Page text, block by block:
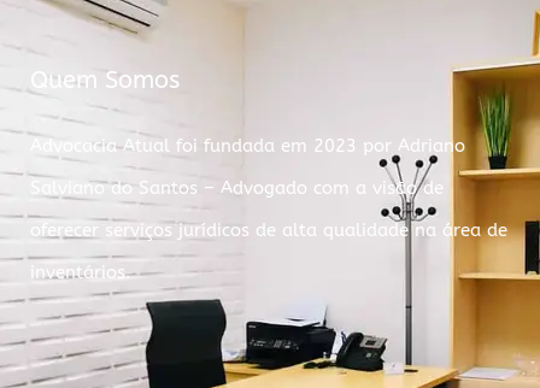
Quem Somos
Advocacia Atual foi fundada em 2023 por Adriano
Salviano do Santos – Advogado com a visão de
oferecer serviços jurídicos de alta qualidade na área de
inventários.